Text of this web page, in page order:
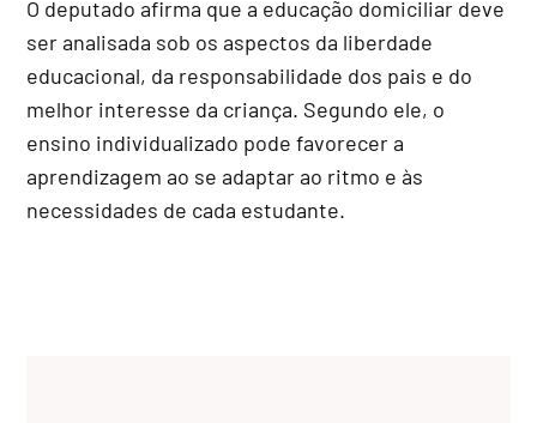
O deputado afirma que a educação domiciliar deve
ser analisada sob os aspectos da liberdade
educacional, da responsabilidade dos pais e do
melhor interesse da criança. Segundo ele, o
ensino individualizado pode favorecer a
aprendizagem ao se adaptar ao ritmo e às
necessidades de cada estudante.